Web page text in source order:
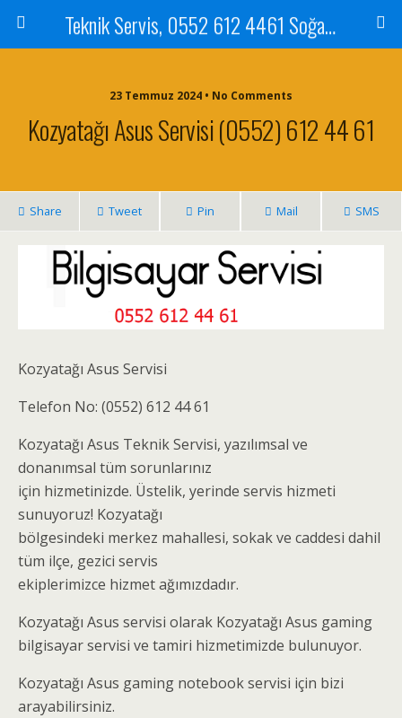
Teknik Servis, 0552 612 4461 Soğanlık Bilgisayar Teknik Servisi ve Tamiri
23 Temmuz 2024 • No Comments
Kozyatağı Asus Servisi (0552) 612 44 61
Share Tweet Pin Mail SMS
Kozyatağı Asus Servisi
Telefon No: (0552) 612 44 61
Kozyatağı Asus Teknik Servisi, yazılımsal ve
donanımsal tüm sorunlarınız
için hizmetinizde. Üstelik, yerinde servis hizmeti
sunuyoruz! Kozyatağı
bölgesindeki merkez mahallesi, sokak ve caddesi dahil
tüm ilçe, gezici servis
ekiplerimizce hizmet ağımızdadır.
Kozyatağı Asus servisi olarak Kozyatağı Asus gaming
bilgisayar servisi ve tamiri hizmetimizde bulunuyor.
Kozyatağı Asus gaming notebook servisi için bizi
arayabilirsiniz.